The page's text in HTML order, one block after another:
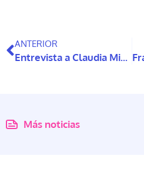
ANTERIOR
Entrevista a Claudia Miranda
Más noticias